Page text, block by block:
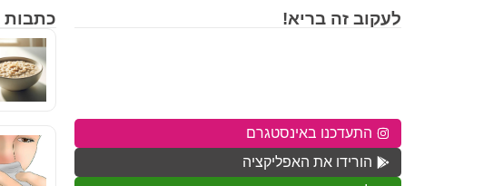
כתבות
לעקוב זה בריא!
התעדכנו באינסטגרם
הורידו את האפליקציה